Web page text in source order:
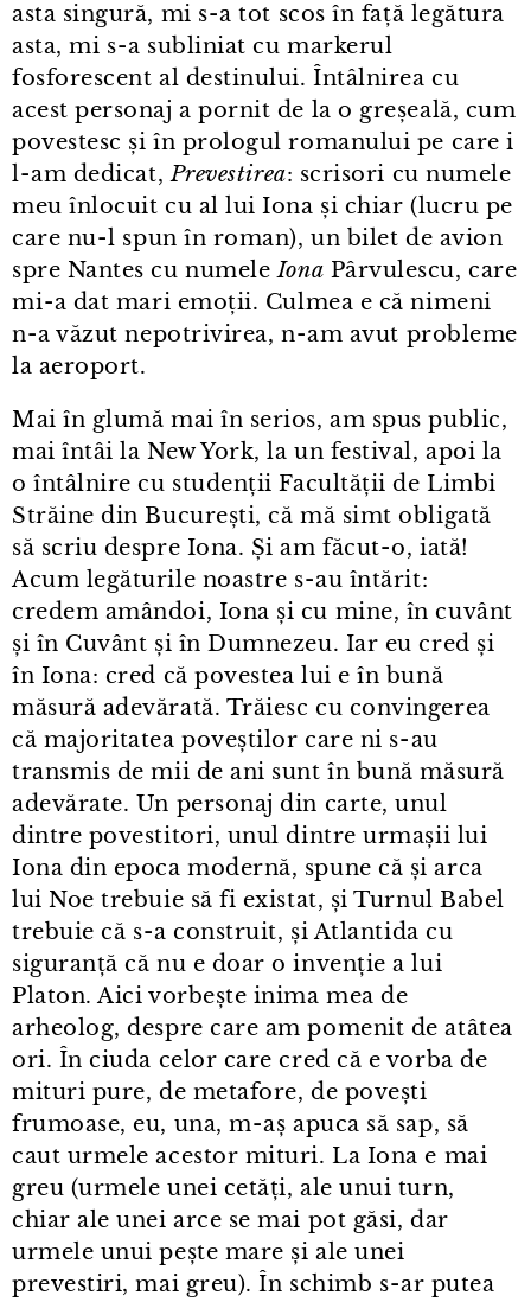
asta singură, mi s⁠-⁠a tot scos în față legătura
asta, mi s⁠-⁠a subliniat cu markerul
fosforescent al destinului. Întâlnirea cu
acest personaj a pornit de la o greșeală, cum
povestesc și în prologul romanului pe care i
l⁠-⁠am dedicat,Prevestirea: scrisori cu numele
meu înlocuit cu al lui Iona și chiar (lucru pe
care nu⁠-⁠l spun în roman), un bilet de avion
spre Nantes cu numeleIona Pârvulescu, care
mi⁠-⁠a dat mari emoții. Culmea e că nimeni
n⁠-⁠a văzut nepotrivirea, n⁠-⁠am avut probleme
la aeroport.
Mai în glumă mai în serios, am spus public,
mai întâi la New York, la un festival, apoi la
o întâlnire cu studenții Facultății de Limbi
Străine din București, că mă simt obligată
să scriu despre Iona. Și am făcut⁠-⁠o, iată!
Acum legăturile noastre s⁠-⁠au întărit:
credem amândoi, Iona și cu mine, în cuvânt
și în Cuvânt și în Dumnezeu. Iar eu cred și
în Iona: cred că povestea lui e în bună
măsură adevărată. Trăiesc cu convingerea
că majoritatea poveștilor care ni s⁠-⁠au
transmis de mii de ani sunt în bună măsură
adevărate. Un personaj din carte, unul
dintre povestitori, unul dintre urmașii lui
Iona din epoca modernă, spune că și arca
lui Noe trebuie să fi existat, și Turnul Babel
trebuie că s⁠-⁠a construit, și Atlantida cu
siguranță că nu e doar o invenție a lui
Platon. Aici vorbește inima mea de
arheolog, despre care am pomenit de atâtea
ori. În ciuda celor care cred că e vorba de
mituri pure, de metafore, de povești
frumoase, eu, una, m⁠-⁠aș apuca să sap, să
caut urmele acestor mituri. La Iona e mai
greu (urmele unei cetăți, ale unui turn,
chiar ale unei arce se mai pot găsi, dar
urmele unui pește mare și ale unei
prevestiri, mai greu). În schimb s⁠-⁠ar putea